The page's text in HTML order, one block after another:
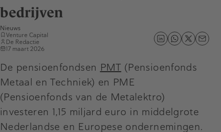
bedrijven
Nieuws
Venture Capital
De Redactie
17 maart 2026
De pensioenfondsen PMT (Pensioenfonds
Metaal en Techniek) en PME
(Pensioenfonds van de Metalektro)
investeren 1,15 miljard euro in middelgrote
Nederlandse en Europese ondernemingen.